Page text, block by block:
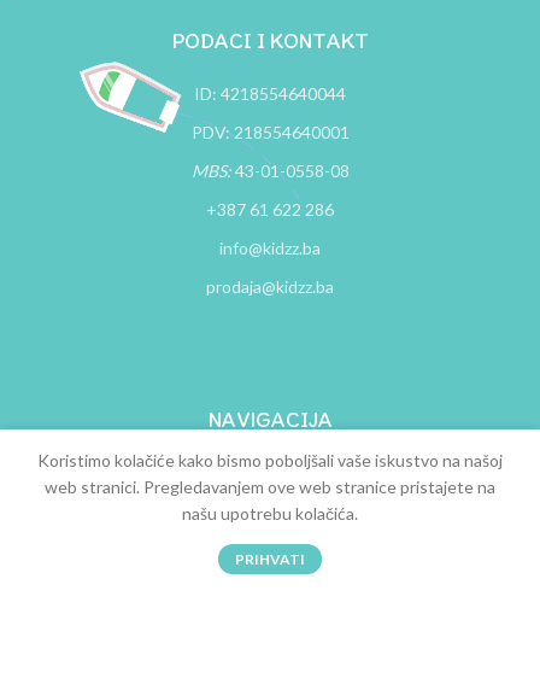
PODACI I KONTAKT
ID: 4218554640044
PDV: 218554640001
MBS:43-01-0558-08
+387 61 622 286
info@kidzz.ba
prodaja@kidzz.ba
NAVIGACIJA
O nama
Kontakt
Uslovi kupovine
Koristimo kolačiće kako bismo poboljšali vaše iskustvo na našoj
web stranici. Pregledavanjem ove web stranice pristajete na
našu upotrebu kolačića.
PRIHVATI
Želje